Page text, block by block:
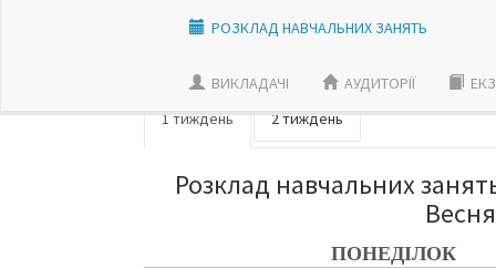
РОЗКЛАД НАВЧАЛЬНИХ ЗАНЯТЬ
ВИКЛАДАЧI АУДИТОРІЇ
1 тиждень
2 тиждень
Розклад навчальних
ПОНЕДІЛОК